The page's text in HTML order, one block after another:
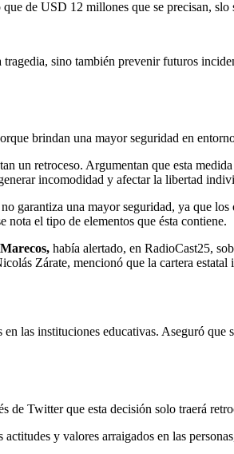
de USD 12 millones que se precisan,
sino también prevenir futuros
brindan una mayor seguridad en
un retroceso. Argumentan que esta
incomodidad y afectar la libertad
garantiza una mayor seguridad, ya que
nota el tipo de elementos que ésta contiene.
había alertado, en RadioCast25,
Zárate, mencionó que la cartera
las instituciones educativas. Aseguró
de Twitter que esta decisión solo traerá
y valores arraigados en las